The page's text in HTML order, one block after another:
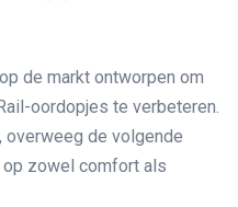
de markt ontworpen om
oordopjes te verbeteren.
overweeg de volgende
zowel comfort als